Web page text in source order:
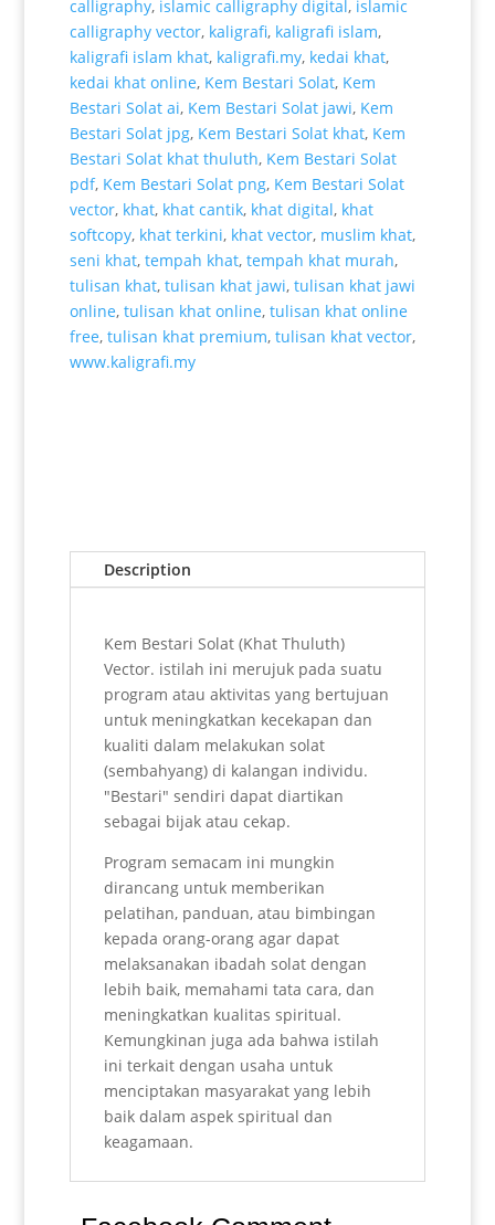
calligraphy, islamic calligraphy digital, islamic
calligraphy vector, kaligrafi, kaligrafi islam,
kaligrafi islam khat, kaligrafi.my, kedai khat,
kedai khat online, Kem Bestari Solat, Kem
Bestari Solat ai, Kem Bestari Solat jawi, Kem
Bestari Solat jpg, Kem Bestari Solat khat, Kem
Bestari Solat khat thuluth, Kem Bestari Solat
pdf, Kem Bestari Solat png, Kem Bestari Solat
vector, khat, khat cantik, khat digital, khat
softcopy, khat terkini, khat vector, muslim khat,
seni khat, tempah khat, tempah khat murah,
tulisan khat, tulisan khat jawi, tulisan khat jawi
online, tulisan khat online, tulisan khat online
free, tulisan khat premium, tulisan khat vector,
www.kaligrafi.my
Description
Kem Bestari Solat (Khat Thuluth)
Vector. istilah ini merujuk pada suatu
program atau aktivitas yang bertujuan
untuk meningkatkan kecekapan dan
kualiti dalam melakukan solat
(sembahyang) di kalangan individu.
"Bestari" sendiri dapat diartikan
sebagai bijak atau cekap.
Program semacam ini mungkin
dirancang untuk memberikan
pelatihan, panduan, atau bimbingan
kepada orang-orang agar dapat
melaksanakan ibadah solat dengan
lebih baik, memahami tata cara, dan
meningkatkan kualitas spiritual.
Kemungkinan juga ada bahwa istilah
ini terkait dengan usaha untuk
menciptakan masyarakat yang lebih
baik dalam aspek spiritual dan
keagamaan.